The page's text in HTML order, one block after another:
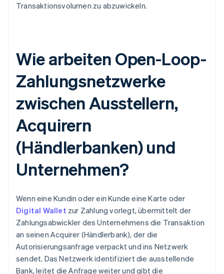
Transaktionsvolumen zu abzuwickeln.
Wie arbeiten Open-Loop-
Zahlungsnetzwerke
zwischen Ausstellern,
Acquirern
(Händlerbanken) und
Unternehmen?
Wenn eine Kundin oder ein Kunde eine Karte oder
Digital Wallet zur Zahlung vorlegt, übermittelt der
Zahlungsabwickler des Unternehmens die Transaktion
an seinen Acquirer (Händlerbank), der die
Autorisierungsanfrage verpackt und ins Netzwerk
sendet. Das Netzwerk identifiziert die ausstellende
Bank, leitet die Anfrage weiter und gibt die